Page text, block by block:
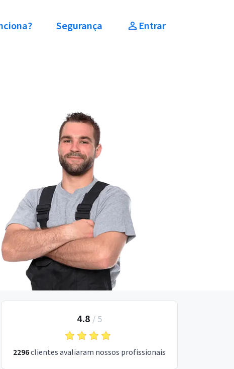
Segurança Entrar
4.8 / 5
2296clientes avaliaram nossos profissionais